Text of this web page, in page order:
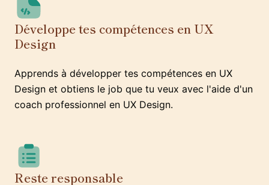
Développe tes compétences en UX
Design
Apprends à développer tes compétences en UX
Design et obtiens le job que tu veux avec l'aide d'un
coach professionnel en UX Design.
Reste responsable